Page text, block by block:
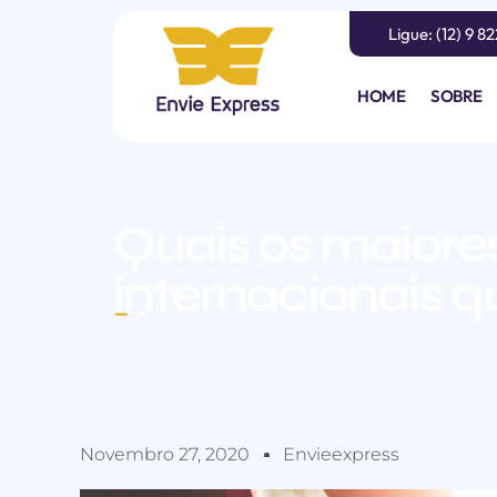
Ligue: (12) 9
HOME SOBRE
–
Novembro 27, 2020 Envieexpress